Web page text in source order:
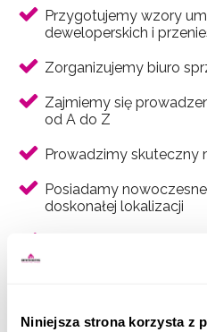
Niniejsza strona korzysta z
Przygotujemy wzory
deweloperskich i
Zorganizujemy biuro
Zajmiemy się
od A do Z
Prowadzimy skuteczny
Posiadamy
doskonałej lokalizacji
inwestorów szybko i